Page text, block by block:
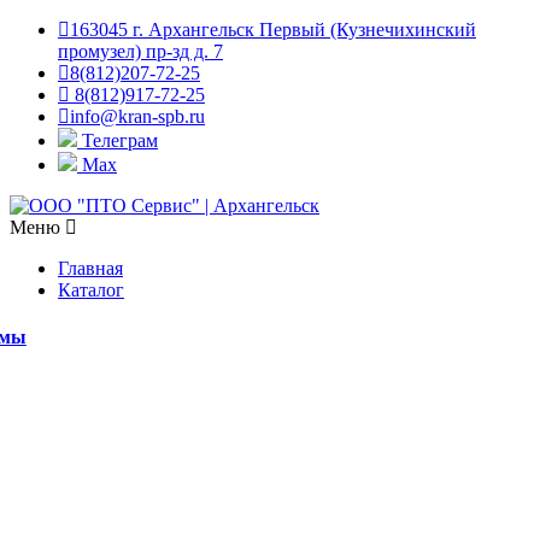
163045 г. Архангельск Первый (Кузнечихинский
промузел) пр-зд д. 7
8(812)207-72-25
8(812)917-72-25
info@kran-spb.ru
Телеграм
Max
Меню
Главная
Каталог